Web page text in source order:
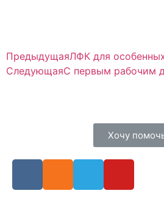
ПредыдущаяЛФК для
СледующаяС первым рабочим
Хочу